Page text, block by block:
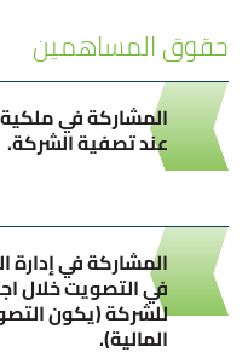
حقوق المساهمين
المشاركة في ملكية
عند تصفية الشركة.
المشاركة في
في التصويت خلال
للشركة (يكون
المالية).